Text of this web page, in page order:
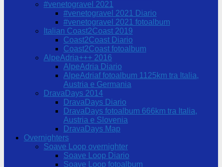
#venetogravel 2021
#venetogravel 2021 Diario
#venetogravel 2021 fotoalbum
Italian Coast2Coast 2019
Coast2Coast Diario
Coast2Coast fotoalbum
AlpeAdria+++ 2016
AlpeAdria Diario
AlpeAdriaf fotoalbum 1125km tra Italia,
Austria e Germania
DravaDays 2014
DravaDays Diario
DravaDays fotoalbum 666km tra Italia,
Austria e Slovenia
DravaDays Map
Overnighters
Soave Loop overnighter
Soave Loop Diario
Soave Loop fotoalbum